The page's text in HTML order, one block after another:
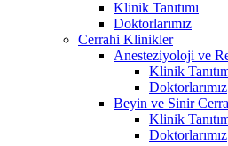
Klinik Tanıtımı
Doktorlarımız
Cerrahi Klinikler
Anesteziyoloji ve
Klinik
Doktorlarımız
Beyin ve Sinir
Klinik
Doktorlarımız